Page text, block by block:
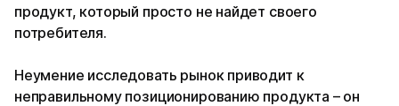
продукт, который просто не найдет своего
потребителя.
Неумение исследовать рынок приводит к
неправильному позиционированию продукта – он